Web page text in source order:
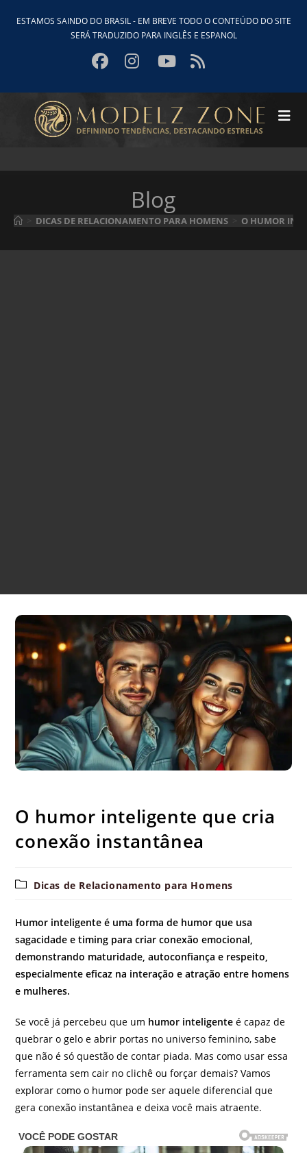
paraESTAMOS SAINDO DO BRASIL - EM BREVE TODO O CONTEÚDO DO SITE
SERÁ TRADUZIDO PARA INGLÊS E ESPANOL
Blog
DICAS DE RELACIONAMENTO PARA HOMENS O HUMOR
O humor inteligente que cria
conexão instantânea
Categoria
Dicas de Relacionamento para Homens
Humor inteligente é uma forma de humor que usa
sagacidade e timing para criar conexão emocional,
demonstrando maturidade, autoconfiança e respeito,
especialmente eficaz na interação e atração entre homens
e mulheres.
Se você já percebeu que um humor inteligente é capaz de
quebrar o gelo e abrir portas no universo feminino, sabe
que não é só questão de contar piada. Mas como usar essa
ferramenta sem cair no clichê ou forçar demais? Vamos
explorar como o humor pode ser aquele diferencial que
gera conexão instantânea e deixa você mais atraente.